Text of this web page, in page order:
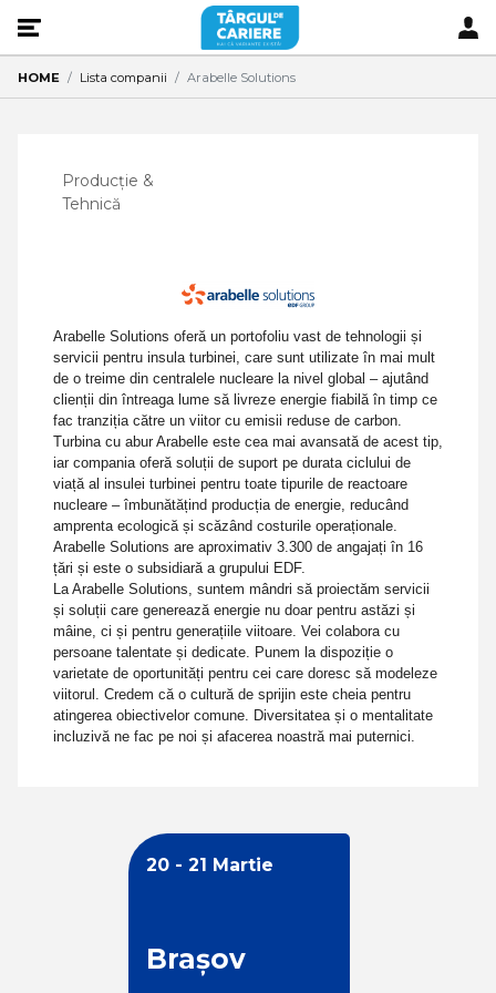
HOME Lista companii Arabelle Solutions
Producție &
Tehnică
Arabelle Solutions oferă un portofoliu vast de tehnologii și
servicii pentru insula turbinei, care sunt utilizate în mai mult
de o treime din centralele nucleare la nivel global – ajutând
clienții din întreaga lume să livreze energie fiabilă în timp ce
fac tranziția către un viitor cu emisii reduse de carbon.
Turbina cu abur Arabelle este cea mai avansată de acest tip,
iar compania oferă soluții de suport pe durata ciclului de
viață al insulei turbinei pentru toate tipurile de reactoare
nucleare – îmbunătățind producția de energie, reducând
amprenta ecologică și scăzând costurile operaționale.
Arabelle Solutions are aproximativ 3.300 de angajați în 16
țări și este o subsidiară a grupului EDF.
La Arabelle Solutions, suntem mândri să proiectăm servicii
și soluții care generează energie nu doar pentru astăzi și
mâine, ci și pentru generațiile viitoare. Vei colabora cu
persoane talentate și dedicate. Punem la dispoziție o
varietate de oportunități pentru cei care doresc să modeleze
viitorul. Credem că o cultură de sprijin este cheia pentru
atingerea obiectivelor comune. Diversitatea și o mentalitate
incluzivă ne fac pe noi și afacerea noastră mai puternici.
20 - 21 Martie
Brașov